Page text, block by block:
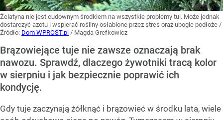
Żelatyna nie jest cudownym środkiem na wszystkie problemy tui. Może jednak
dostarczyć azotu i wspierać rośliny osłabione przez stres oraz ubogie podłoże /
Źródło: Dom WPROST.pl / Magda Grefkowicz
Brązowiejące tuje nie zawsze oznaczają brak
nawozu. Sprawdź, dlaczego żywotniki tracą kolor
w sierpniu i jak bezpiecznie poprawić ich
kondycję.
Gdy tuje zaczynają żółknąć i brązowieć w środku lata, wiele